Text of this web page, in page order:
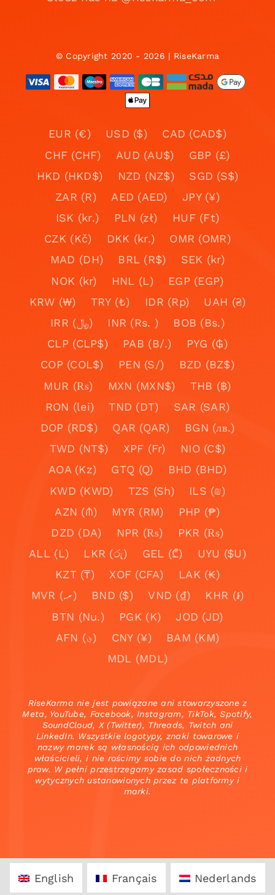
© Copyright 2020 - 2026 | RiseKarma
EUR (€) USD ($)
CAD (CAD$)
CHF (CHF)
AUD (AU$)
GBP (£)
HKD (HKD$)
NZD (NZ$)
SGD (S$)
ZAR (R)
AED (AED)
JPY (¥)
ISK (kr.)
PLN (zł)
HUF (Ft)
CZK (Kč)
DKK (kr.)
OMR (OMR)
MAD (DH)
BRL (R$)
SEK (kr)
NOK (kr)
HNL (L)
EGP (EGP)
KRW (₩)
TRY (₺) IDR (Rp)
UAH (₴)
IRR (﷼)
INR (Rs. )
BOB (Bs.)
CLP (CLP$)
PAB (B/.)
PYG (₲)
COP (COL$)
PEN (S/)
BZD (BZ$)
MUR (₨)
MXN (MXN$)
THB (฿)
RON (lei)
TND (DT)
SAR (SAR)
DOP (RD$)
QAR (QAR)
BGN (лв.)
TWD (NT$)
XPF (Fr)
NIO (C$)
AOA (Kz)
GTQ (Q)
BHD (BHD)
KWD (KWD)
TZS (Sh)
ILS (₪)
AZN (₼)
MYR (RM)
PHP (₱)
DZD (DA)
NPR (₨)
PKR (₨)
ALL (L)
LKR (රු) GEL (₾)
UYU ($U)
KZT (₸)
XOF (CFA)
LAK (₭)
MVR (.ރ)
BND ($) VND (₫)
KHR (៛)
BTN (Nu.)
PGK (K)
JOD (JD)
AFN (؋)
CNY (¥)
BAM (KM)
MDL (MDL)
RiseKarma nie jest powiązane ani stowarzyszone z
Meta, YouTube, Facebook, Instagram, TikTok, Spotify,
SoundCloud, X (Twitter), Threads, Twitch ani
LinkedIn. Wszystkie logotypy, znaki towarowe i
nazwy marek są własnością ich odpowiednich
właścicieli, i nie rościmy sobie do nich żadnych
praw. W pełni przestrzegamy zasad społeczności i
wytycznych ustanowionych przez te platformy i
marki.
English Français Nederlands